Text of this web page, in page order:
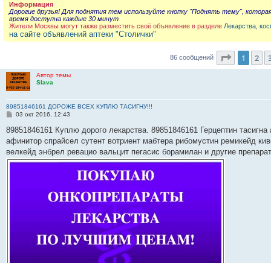
Информация
Дорогие друзья! Для поднятия тем используйте кнопку "Поднять тему",
время доступна каждые 30 минут
Жители Москвы могут также разместить своё объявление в разделе Лекарства,
на сайте объявлений аптеки "Столички"
86 сообщений 1 2
Автор темы
Slava
89851846161 ДОРОЖЕ ВСЕХ КУПЛЮ ТАСИГНУ!!!
С
о
щ
е
н
и
03 окт 2016, 12:43
89851846161 Куплю дорого лекарства. 89851846161 Герцептин
афинитор спрайсел сутент вотриент мабтера рибомустин ремикейд
велкейд энбрел ревацио вальцит пегасис борамилан и другие